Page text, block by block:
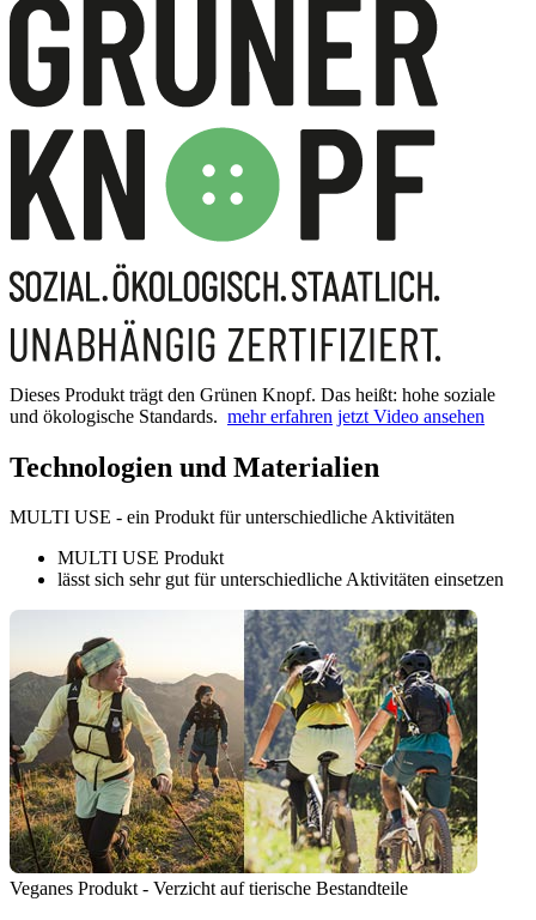
Dieses Produkt trägt den Grünen Knopf. Das heißt: hohe soziale
und ökologische Standards. mehr erfahren jetzt Video ansehen
Technologien und Materialien
MULTI USE - ein Produkt für unterschiedliche Aktivitäten
MULTI USE Produkt
lässt sich sehr gut für unterschiedliche Aktivitäten einsetzen
Veganes Produkt - Verzicht auf tierische Bestandteile